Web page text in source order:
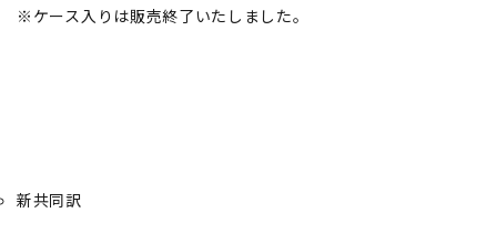
※ケース入りは販売終了いたしました。
新共同訳